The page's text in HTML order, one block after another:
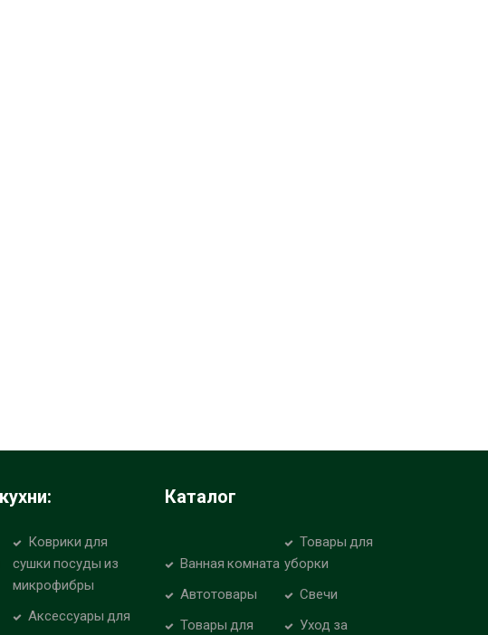
Коврики для
сушки посуды из
микрофибры
Аксессуары для
Каталог
Ванная комната
Товары для
уборки
Автотовары
Свечи
Товары для
Уход за